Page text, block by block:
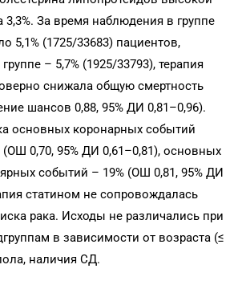
3,3%. За время наблюдения в группе
5,1% (1725/33683) пациентов,
– 5,7% (1925/33793), терапия
снижала общую смертность
шансов 0,88, 95% ДИ 0,81–0,96).
основных коронарных событий
(ОШ 0,70, 95% ДИ 0,61–0,81), основных
событий – 19% (ОШ 0,81, 95% ДИ
статином не сопровождалась
рака. Исходы не различались при
в зависимости от возраста (≤
наличия СД.